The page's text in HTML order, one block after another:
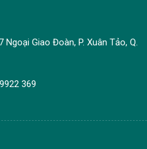
Giao Đoàn, P. Xuân Tảo, Q.
369